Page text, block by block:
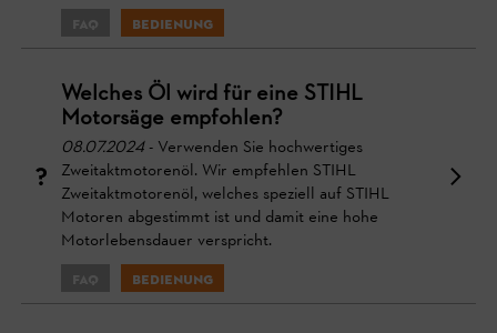
FAQ Bedienung
Welches Öl wird für eine STIHL
Motorsäge empfohlen?
08.07.2024- Verwenden Sie hochwertiges
Zweitaktmotorenöl. Wir empfehlen STIHL
Zweitaktmotorenöl, welches speziell auf STIHL
Motoren abgestimmt ist und damit eine hohe
Motorlebensdauer verspricht.
FAQ Bedienung